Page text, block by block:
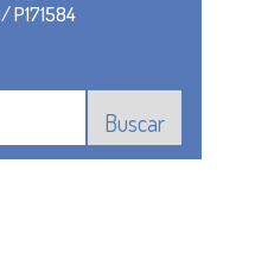
/ P171584
Buscar